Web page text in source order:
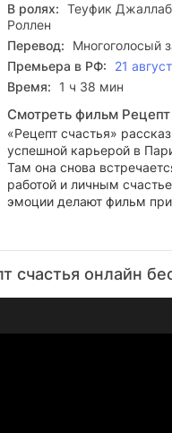
В ролях: Теуфик
Роллен
Перевод:
Многоголосый
Премьера в РФ:
21
Время:
1 ч 38 мин
Смотреть фильм
«Рецепт счастья»
успешной карьерой в
Там она снова
работой и личным
эмоции делают фильм
счастья онлайн